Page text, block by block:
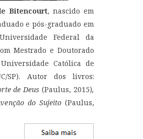
Bitencourt, nascido em
e pós-graduado em
Federal da
Mestrado e Doutorado
Católica de
SP). Autor dos livros:
de Deus(Paulus, 2015),
do Sujeito (Paulus,